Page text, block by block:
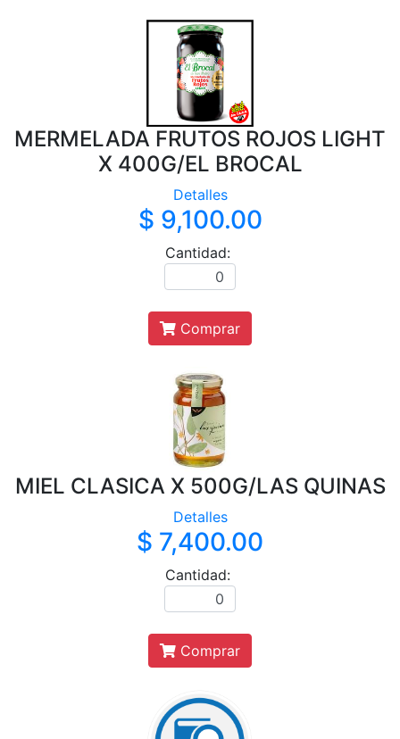
MERMELADA FRUTOS ROJOS LIGHT
X 400G/EL BROCAL
Detalles
$ 9,100.00
Cantidad:
Comprar
MIEL CLASICA X 500G/LAS QUINAS
Detalles
$ 7,400.00
Cantidad:
Comprar